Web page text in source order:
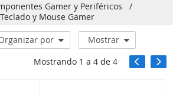
Gamer y Periféricos
/
y Mouse Gamer
por
Mostrar
Mostrando 1 a 4de 4